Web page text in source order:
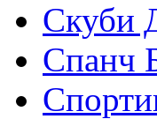
Скуби
Спанч